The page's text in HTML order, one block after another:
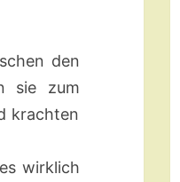
den
sie zum
krachten
wirklich